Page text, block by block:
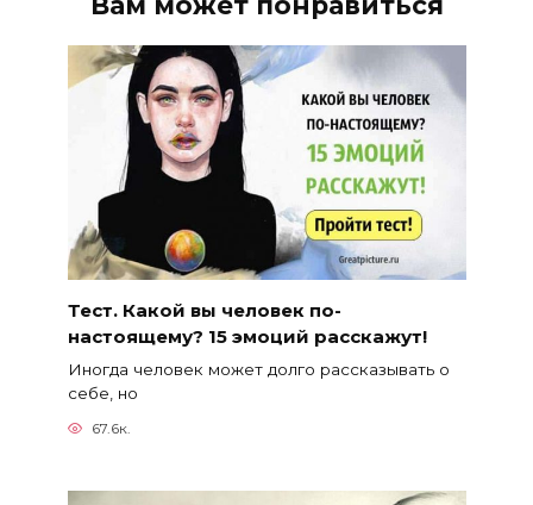
Тест. Какой вы человек по-
настоящему? 15 эмоций расскажут!
Иногда человек может долго рассказывать о
себе, но
67.6к.